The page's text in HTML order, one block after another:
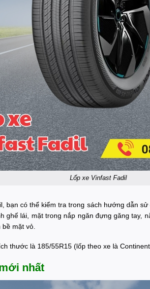
Lốp xe Vinfast Fadil
bạn có thể kiểm tra trong sách hướng dẫn
ghế lái, mặt trong nắp ngăn đựng găng tay,
mặt vỏ.
thước là 185/55R15 (lốp theo xe là
nhất